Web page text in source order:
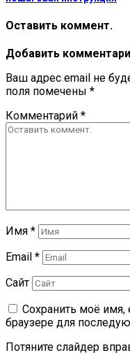
Оставить коммент.
Добавить
Ваш адрес email не
поля помечены *
Комментарий *
Имя *
Email *
Сайт
Сохранить моё имя,
браузере для
Потяните слайдер